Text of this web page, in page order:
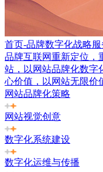
首页-品牌数字化战略服
品牌互联网重新定位，
站，以网站品牌化数字
心价值，以网站无限价
网站品牌化策略
网站视觉创意
数字化系统建设
数字化运维与传播